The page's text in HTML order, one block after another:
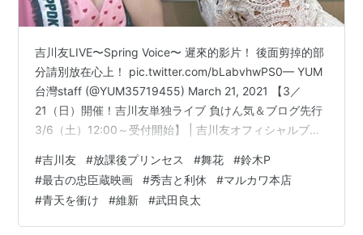
吉川友LIVE〜Spring Voice〜 遲來的影片！ 後面剪掉的部
分請別放在心上！ pic.twitter.com/bLabvhwPS0— YUM
台灣staff (@YUM35719455) March 21, 2021 【3／
21（日）開催！吉川友単独ライブ 負けん気＆ブログ先行
3/6（土）12:00～受付開始】 | 吉川友オフィシャルブロ
今天是吉川友的現場！線上LIVE直播第一部
https://t.co/Upa4CGUBRi第二部
https://t.co/aG1h1VnSwX分別為台灣時間1300以及
1800…
#吉川友 #放課後プリンセス #舞花 #鈴木P
#最古の忠臣蔵映画 #秀吉と利休 #マルカワ本店
#青天を衝け #維新 #武田良太